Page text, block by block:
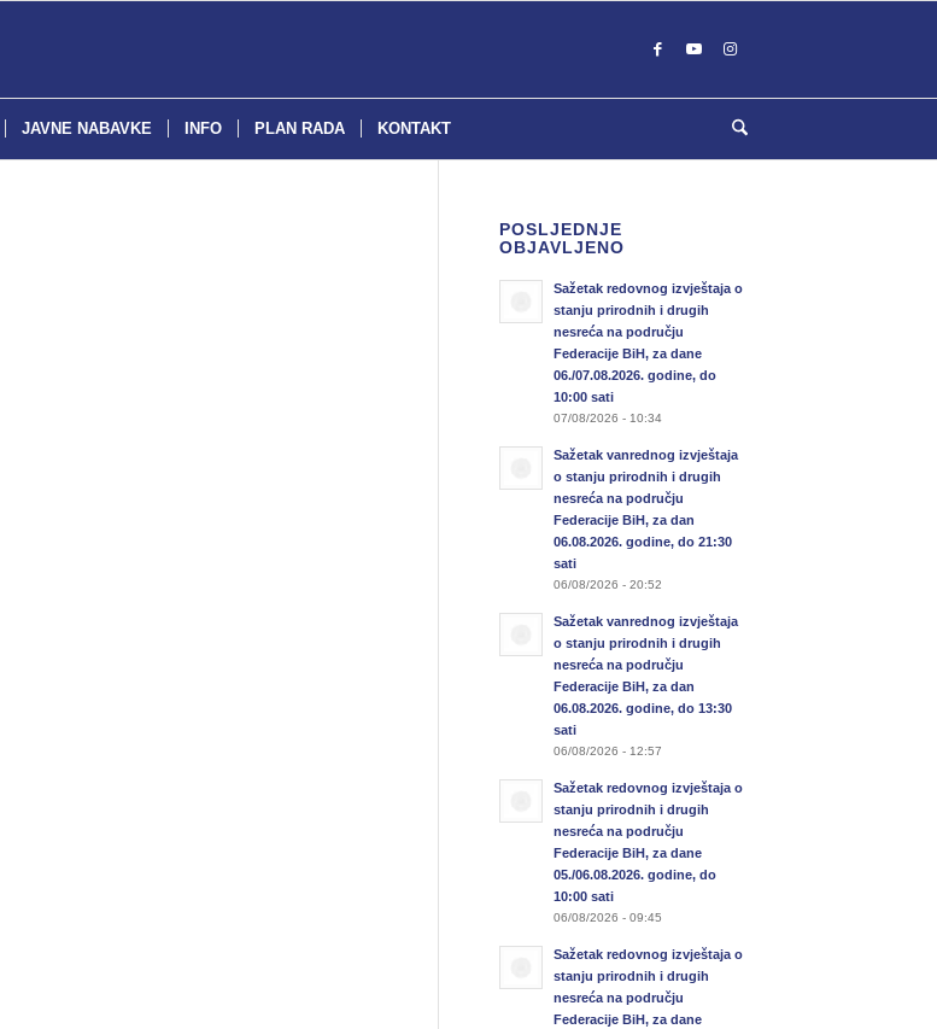
JAVNE NABAVKE INFO PLAN RADA KONTAKT
POSLJEDNJE
OBJAVLJENO
Sažetak redovnog izvještaja o
stanju prirodnih i drugih
nesreća na području
Federacije BiH, za dane
06./07.08.2026. godine, do
10:00 sati
07/08/2026 - 10:34
Sažetak vanrednog izvještaja
o stanju prirodnih i drugih
nesreća na području
Federacije BiH, za dan
06.08.2026. godine, do 21:30
sati
06/08/2026 - 20:52
Sažetak vanrednog izvještaja
o stanju prirodnih i drugih
nesreća na području
Federacije BiH, za dan
06.08.2026. godine, do 13:30
sati
06/08/2026 - 12:57
Sažetak redovnog izvještaja o
stanju prirodnih i drugih
nesreća na području
Federacije BiH, za dane
05./06.08.2026. godine, do
10:00 sati
06/08/2026 - 09:45
Sažetak redovnog izvještaja o
stanju prirodnih i drugih
nesreća na području
Federacije BiH, za dane